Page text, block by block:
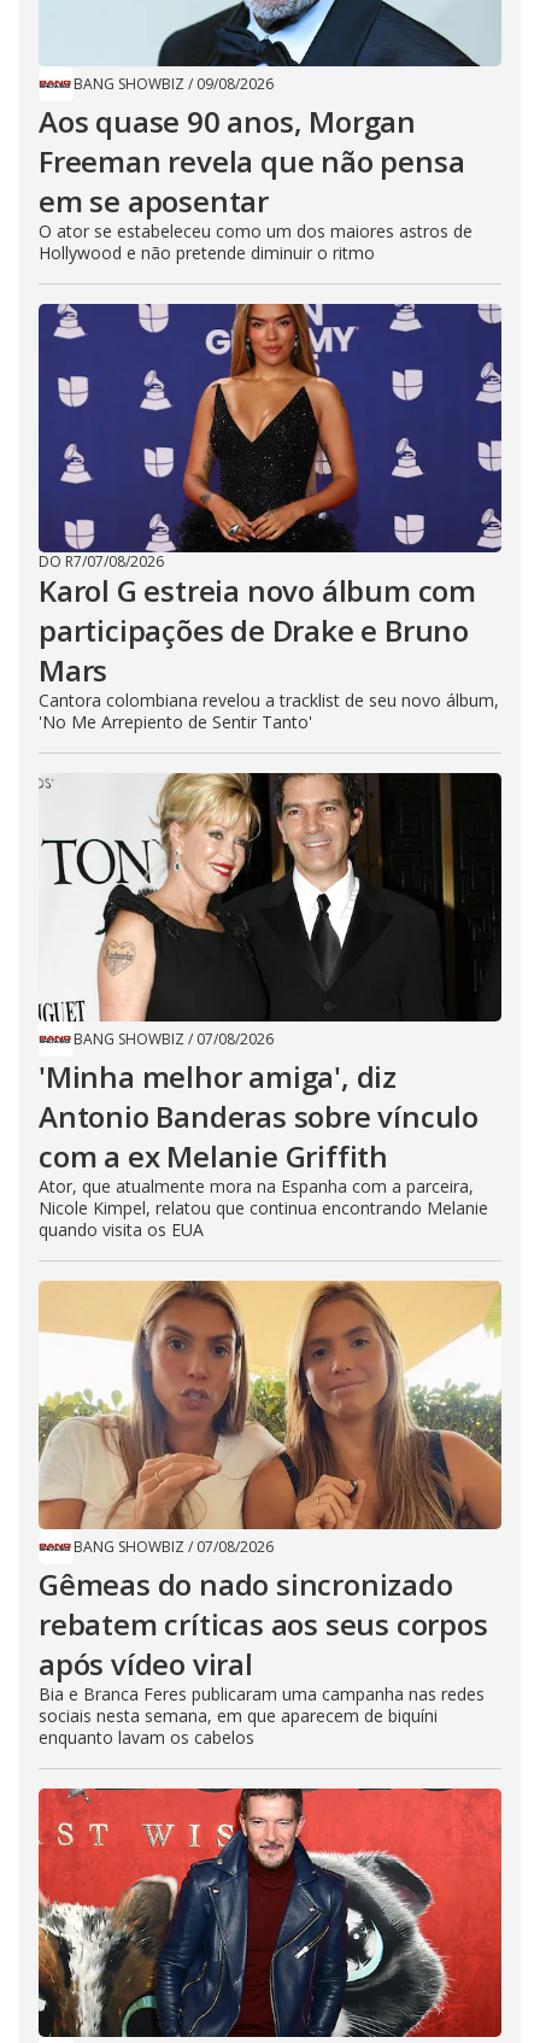
BANG SHOWBIZ / 09/08/2026
Aos quase 90 anos, Morgan
Freeman revela que não pensa
em se aposentar
O ator se estabeleceu como um dos maiores astros de
Hollywood e não pretende diminuir o ritmo
DO R7/07/08/2026
Karol G estreia novo álbum com
participações de Drake e Bruno
Mars
Cantora colombiana revelou a ​tracklist de seu novo álbum,
'No Me Arrepiento de Sentir Tanto'
BANG SHOWBIZ / 07/08/2026
'Minha melhor amiga', diz
Antonio Banderas sobre vínculo
com a ex Melanie Griffith
Ator, que atualmente mora na Espanha com a parceira,
Nicole Kimpel, relatou que continua encontrando Melanie
quando visita os EUA
BANG SHOWBIZ / 07/08/2026
Gêmeas do nado sincronizado
rebatem críticas ​a​os seus corpos
após vídeo viral
Bia e Branca Feres publicaram uma campanha nas redes
sociais nesta semana, em que aparecem de biquíni
enquanto lavam os cabelos